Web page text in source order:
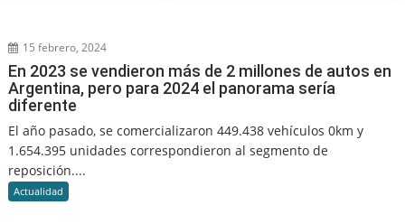
15 febrero, 2024
En 2023 se vendieron más de 2 millones de autos en
Argentina, pero para 2024 el panorama sería
diferente
El año pasado, se comercializaron 449.438 vehículos 0km y
1.654.395 unidades correspondieron al segmento de
reposición....
Actualidad